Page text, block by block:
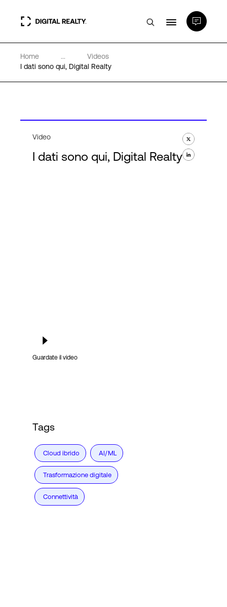
Data center
Competenze e Risorse
Home ...
Videos
I dati sono qui, Digital Realty
Video
I dati sono qui, Digital Realty
Guardate il video
Tags
Cloud ibrido AI/ML
Trasformazione digitale
Connettività